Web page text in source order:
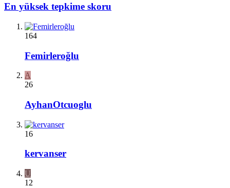
En yüksek tepkime skoru
164
Femirleroğlu
A
26
AyhanOtcuoglu
16
kervanser
U
12